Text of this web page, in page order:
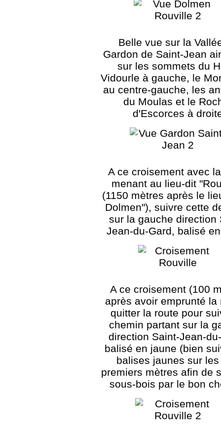
Belle vue sur la
Gardon de Saint-Jean
sur les sommets du
Vidourle à gauche, le
au centre-gauche, les
du Moulas et le
d'Escorces à
A ce croisement avec
menant au lieu-dit
(1150 mètres après le
Dolmen"), suivre cette
sur la gauche direction
Jean-du-Gard, balisé
A ce croisement (100
après avoir emprunté la
quitter la route pour
chemin partant sur la
direction Saint-Jean-
balisé en jaune (bien
balises jaunes sur
premiers mètres afin de
sous-bois par le bon